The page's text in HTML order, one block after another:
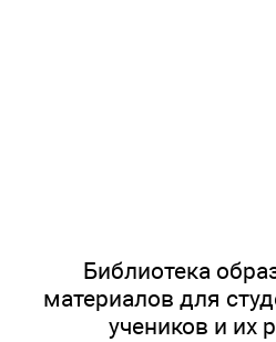
Библиотека
материалов для
учеников и их